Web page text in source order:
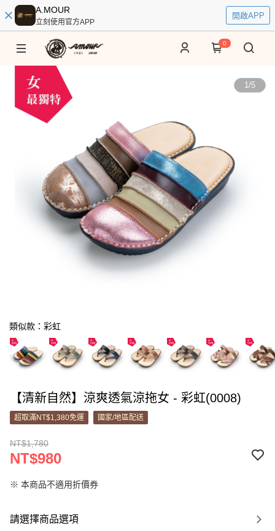
A.MOUR
立刻使用官方APP
開啟APP
0
1/5
類似款：彩虹
【清新自然】涼爽透氣涼拖女 - 彩虹(0008)
超取滿NT$1,380免運 國家/地區配送
NT$1,780
NT$980
※ 本商品不適用折價券
請選擇商品選項